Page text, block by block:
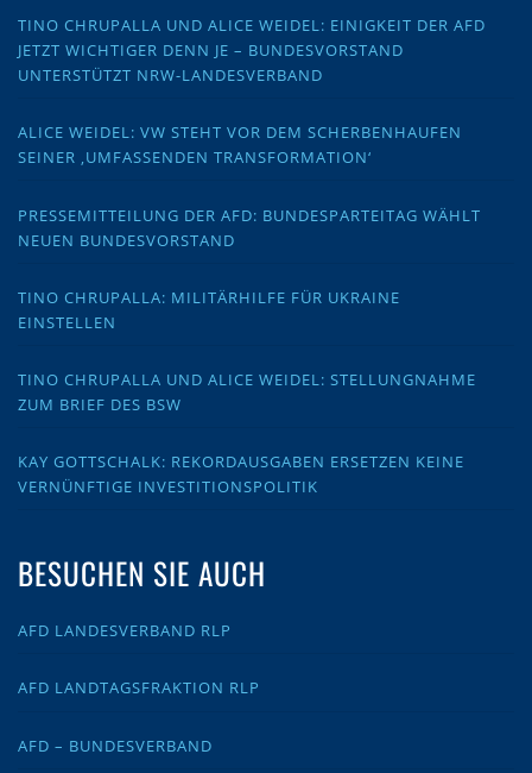
TINO CHRUPALLA UND ALICE WEIDEL: EINIGKEIT DER AFD
JETZT WICHTIGER DENN JE – BUNDESVORSTAND
UNTERSTÜTZT NRW-LANDESVERBAND
ALICE WEIDEL: VW STEHT VOR DEM SCHERBENHAUFEN
SEINER ‚UMFASSENDEN TRANSFORMATION‘
PRESSEMITTEILUNG DER AFD: BUNDESPARTEITAG WÄHLT
NEUEN BUNDESVORSTAND
TINO CHRUPALLA: MILITÄRHILFE FÜR UKRAINE
EINSTELLEN
TINO CHRUPALLA UND ALICE WEIDEL: STELLUNGNAHME
ZUM BRIEF DES BSW
KAY GOTTSCHALK: REKORDAUSGABEN ERSETZEN KEINE
VERNÜNFTIGE INVESTITIONSPOLITIK
BESUCHEN SIE AUCH
AFD LANDESVERBAND RLP
AFD LANDTAGSFRAKTION RLP
AFD – BUNDESVERBAND